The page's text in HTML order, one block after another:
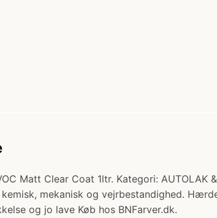
Matt Clear Coat 1ltr. Kategori:
mekanisk og vejrbestandighed.
og jo lave Køb hos BNFarver.dk.